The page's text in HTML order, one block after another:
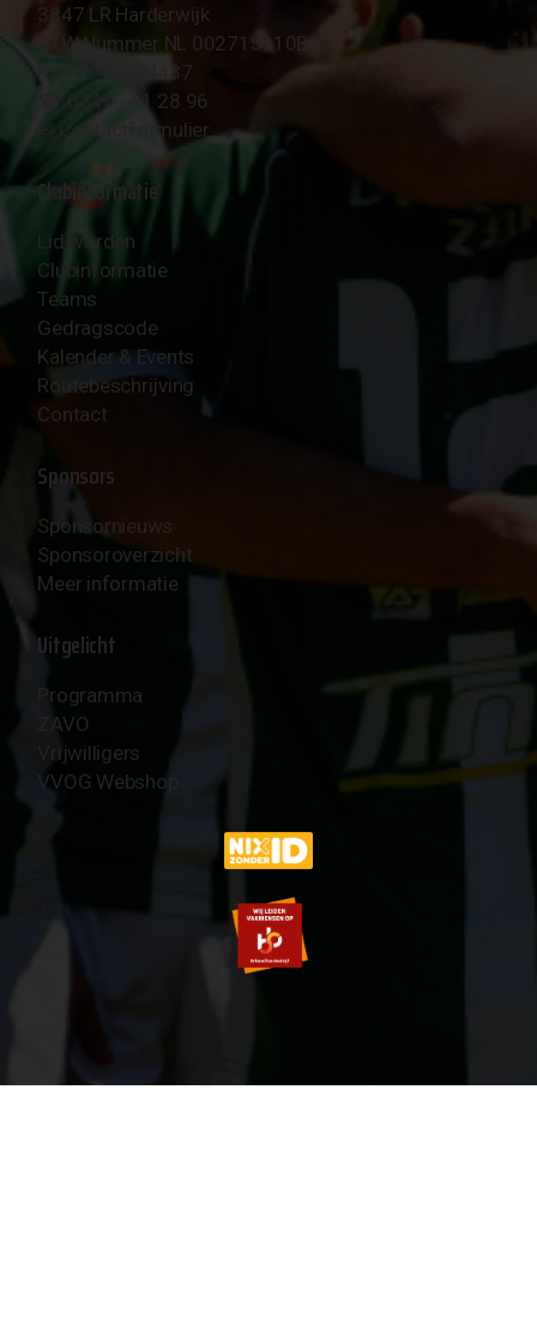
3847 LR Harderwijk
BTW Nummer NL 002715910B01
KvK Nr 40094437
☎︎ 0341 - 41 28 96
✉︎ Contactformulier
Clubinformatie
Lid worden
Clubinformatie
Teams
Gedragscode
Kalender & Events
Routebeschrijving
Contact
Sponsors
Sponsornieuws
Sponsoroverzicht
Meer informatie
Uitgelicht
Programma
ZAVO
Vrijwilligers
VVOG Webshop